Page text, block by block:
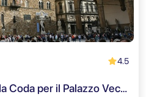
4.5
Firenze: Biglietto Salta la Coda per il Palazzo Vecchio & Audioguida